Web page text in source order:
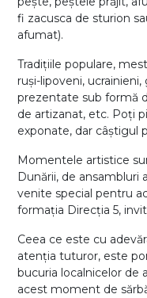
fi zacusca de sturion
afumat).
Tradițiile populare,
ruși-lipoveni,
prezentate sub formă
de artizanat, etc. Poți
exponate, dar câștigul
Momentele artistice
Dunării, de ansambluri
venite special pentru
formația Direcția 5,
Ceea ce este cu
atenția tuturor, este
bucuria localnicelor de
acest moment de